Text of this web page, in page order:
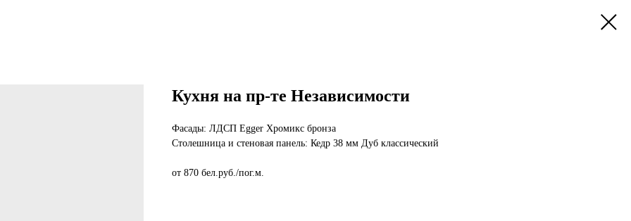
Кухня на пр-те Независимости
Фасады: ЛДСП Egger Хромикс бронза
Столешница и стеновая панель: Кедр 38 мм Дуб классический
от 870 бел.руб./пог.м.